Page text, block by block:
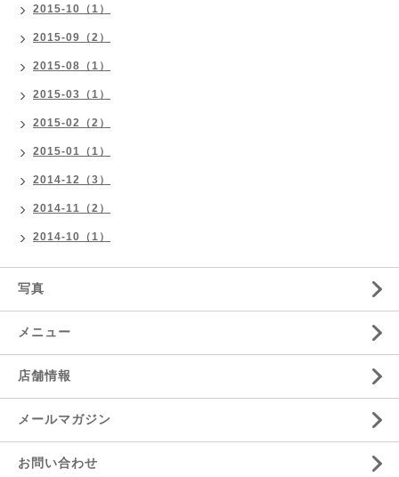
2015-10（1）
2015-09（2）
2015-08（1）
2015-03（1）
2015-02（2）
2015-01（1）
2014-12（3）
2014-11（2）
2014-10（1）
写真
メニュー
店舗情報
メールマガジン
お問い合わせ